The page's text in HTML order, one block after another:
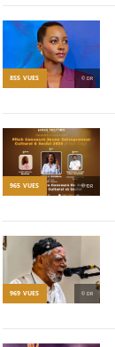
855 VUES © DR
965 VUES © DR
969 VUES © DR